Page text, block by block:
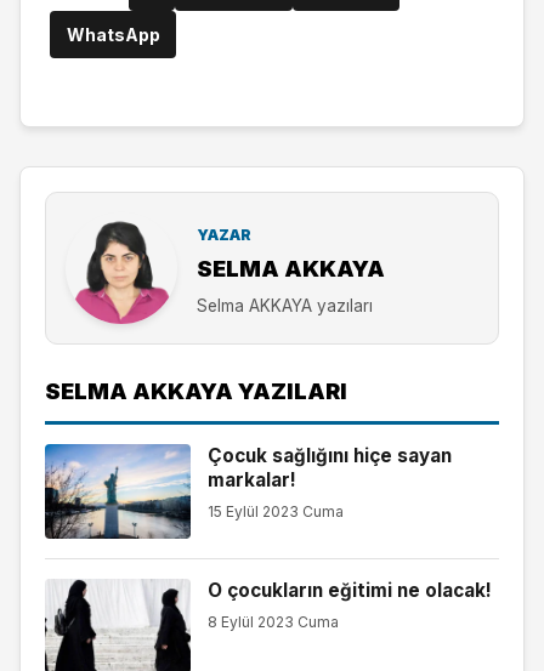
WhatsApp
YAZAR
SELMA AKKAYA
Selma AKKAYA yazıları
SELMA AKKAYA YAZILARI
Çocuk sağlığını hiçe sayan
markalar!
15 Eylül 2023 Cuma
O çocukların eğitimi ne olacak!
8 Eylül 2023 Cuma